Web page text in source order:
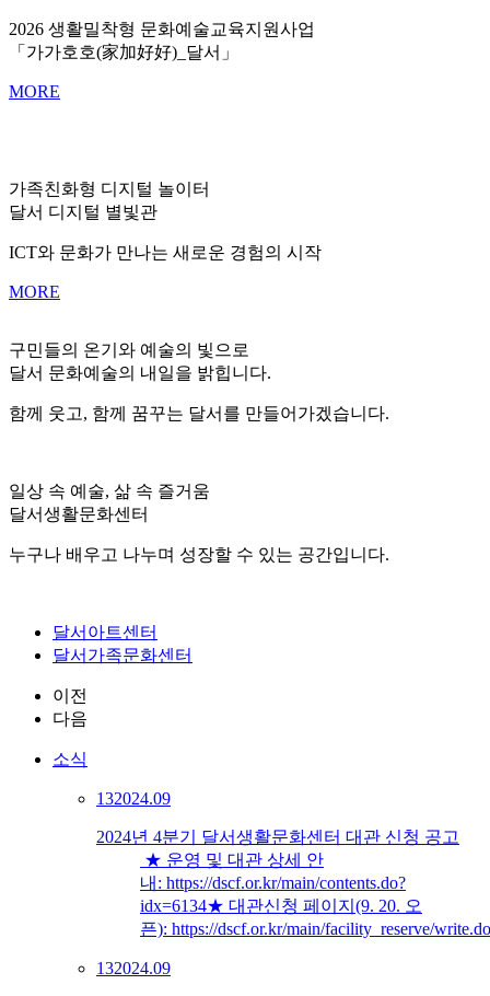
2026 생활밀착형 문화예술교육지원사업
「가가호호(家加好好)_달서」
MORE
가족친화형 디지털 놀이터
달서 디지털 별빛관
ICT와 문화가 만나는 새로운 경험의 시작
MORE
구민들의 온기와 예술의 빛으로
달서 문화예술의 내일을 밝힙니다.
함께 웃고, 함께 꿈꾸는 달서를 만들어가겠습니다.
일상 속 예술, 삶 속 즐거움
달서생활문화센터
누구나 배우고 나누며 성장할 수 있는 공간입니다.
달서아트센터
달서가족문화센터
이전
다음
소식
132024.09
2024년 4분기 달서생활문화센터 대관 신청 공고
★ 운영 및 대관 상세 안
내: https://dscf.or.kr/main/contents.do?
idx=6134★ 대관신청 페이지(9. 20. 오
픈): https://dscf.or.kr/main/facility_reserve/write.do
132024.09